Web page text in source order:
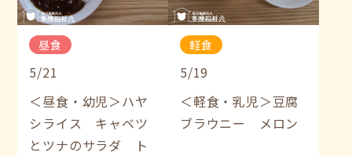
昼食
5/21
＜昼食・幼児＞ハヤ
シライス キャベツ
とツナのサラダ ト
軽食
5/19
＜軽食・乳児＞豆腐
ブラウニー メロン